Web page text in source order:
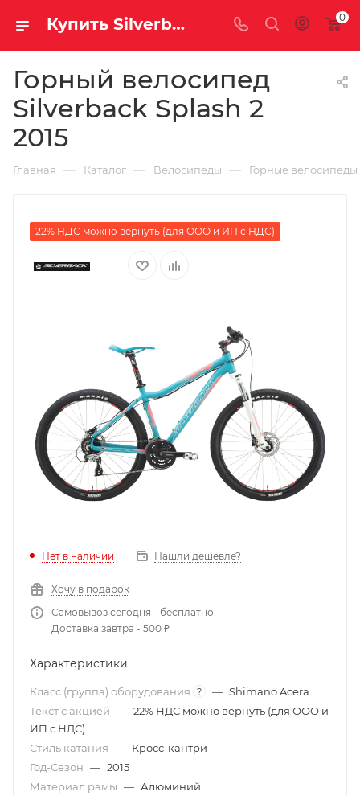
Купить Silverback Splash 2 2015 за рублей, а со скидкой 0
Горный велосипед
Silverback Splash 2
2015
Главная — Каталог — Велосипеды — Горные велосипеды
22% НДС можно вернуть (для ООО и ИП с НДС)
Нет в наличии Нашли дешевле?
Хочу в подарок
Самовывоз сегодня - бесплатно
Доставка завтра - 500 ₽
Характеристики
Класс (группа) оборудования ? — Shimano Acera
Текст с акцией — 22% НДС можно вернуть (для ООО и
ИП с НДС)
Стиль катания — Кросс-кантри
Год-Сезон — 2015
Материал рамы — Алюминий